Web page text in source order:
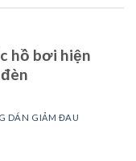
hồ bơi hiện
DÁN GIẢM ĐAU